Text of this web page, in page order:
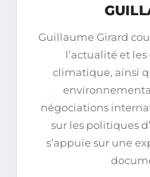
Guillaume Girard
l’actualité et
climatique, ainsi
négociations
sur les politiques
s’appuie sur une